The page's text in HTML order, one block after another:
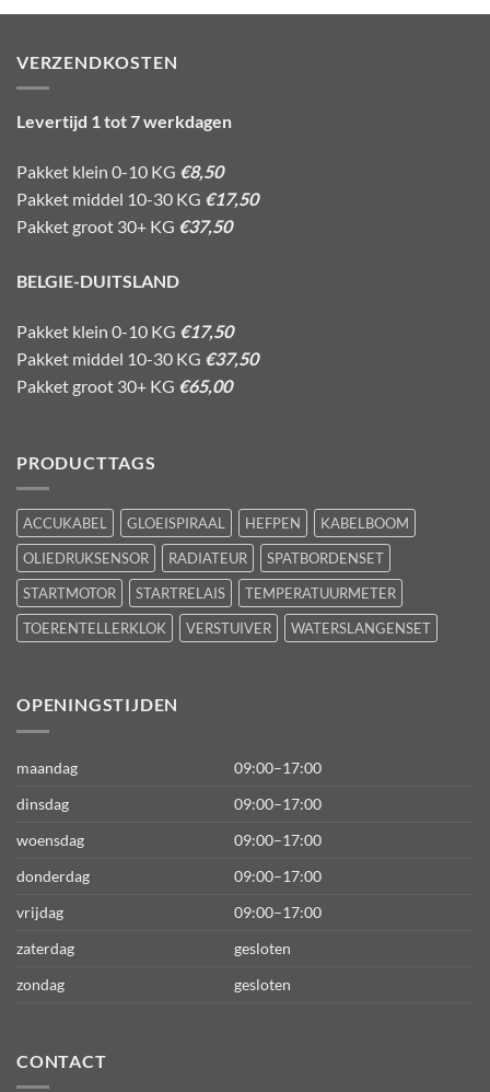
VERZENDKOSTEN
Levertijd 1 tot 7 werkdagen
Pakket klein 0-10 KG €8,50
Pakket middel 10-30 KG €17,50
Pakket groot 30+ KG €37,50
BELGIE-DUITSLAND
Pakket klein 0-10 KG €17,50
Pakket middel 10-30 KG €37,50
Pakket groot 30+ KG €65,00
PRODUCTTAGS
ACCUKABEL GLOEISPIRAAL HEFPEN
KABELBOOM
OLIEDRUKSENSOR
RADIATEUR
SPATBORDENSET
STARTMOTOR
STARTRELAIS
TEMPERATUURMETER
TOERENTELLERKLOK
VERSTUIVER WATERSLANGENSET
OPENINGSTIJDEN
maandag
09:00–17:00
dinsdag
09:00–17:00
woensdag
09:00–17:00
donderdag
09:00–17:00
vrijdag
09:00–17:00
zaterdag
gesloten
zondag
gesloten
CONTACT